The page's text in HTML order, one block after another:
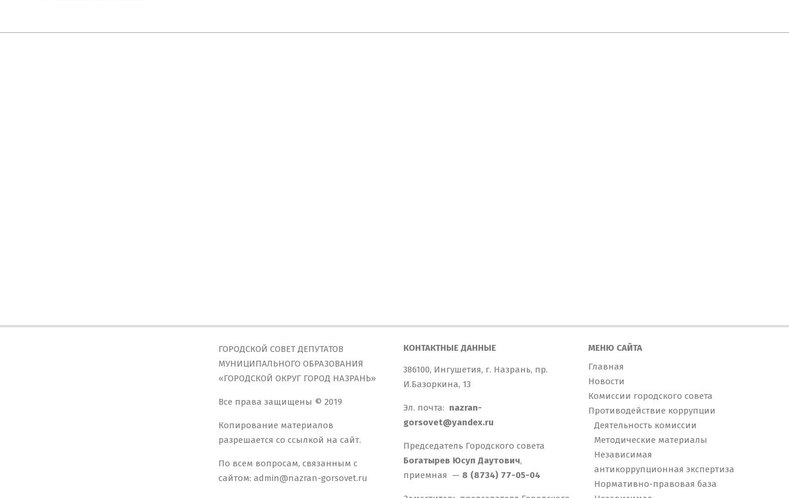
ГОРОДСКОЙ СОВЕТ ДЕПУТАТОВ
МУНИЦИПАЛЬНОГО ОБРАЗОВАНИЯ
«ГОРОДСКОЙ ОКРУГ ГОРОД НАЗРАНЬ»
Все права защищены © 2019
Копирование материалов
разрешается со ссылкой на сайт.
По всем вопросам, связанным с
сайтом: admin@nazran-gorsovet.ru
КОНТАКТНЫЕ ДАННЫЕ
386100, Ингушетия, г. Назрань, пр.
И.Базоркина, 13
Эл. почта: nazran-
gorsovet@yandex.ru
Председатель Городского совета
Богатырев Юсуп Даутович,
приемная — 8 (8734) 77-05-04
МЕНЮ САЙТА
Главная
Новости
Комиссии городского совета
Противодействие коррупции
Деятельность комиссии
Методические материалы
Независимая
антикоррупционная экспертиза
Нормативно-правовая база